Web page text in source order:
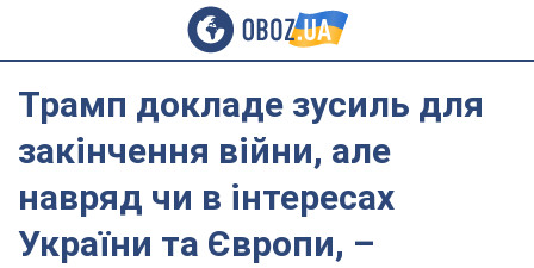
Трамп докладе зусиль для
закінчення війни, але
навряд чи в інтересах
України та Європи, –